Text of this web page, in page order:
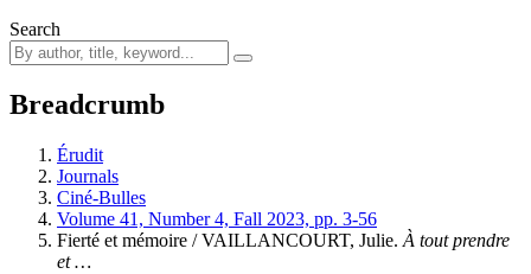
Search
Breadcrumb
Érudit
Journals
Ciné-Bulles
Volume 41, Number 4, Fall 2023, pp. 3-56
Fierté et mémoire / VAILLANCOURT, Julie. À tout prendre
et …